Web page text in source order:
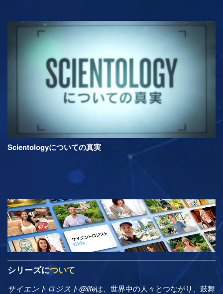
Scientologyについての真実
シリーズについて
サイエントロジスト@lifeは、世界中の人々とつながり、鼓舞